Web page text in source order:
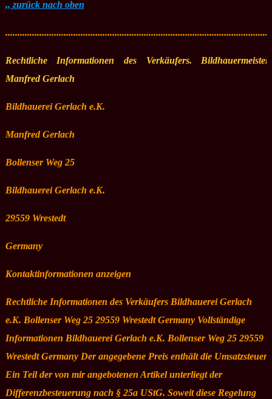
,, zurück nach oben
Rechtliche Informationen des Verkäufers. Bildhauermeister
Manfred Gerlach
Bildhauerei Gerlach e.K.
Manfred Gerlach
Bollenser Weg 25
Bildhauerei Gerlach e.K.
29559 Wrestedt
Germany
Kontaktinformationen anzeigen
Rechtliche Informationen des Verkäufers Bildhauerei Gerlach
e.K. Bollenser Weg 25 29559 Wrestedt Germany Vollständige
Informationen Bildhauerei Gerlach e.K. Bollenser Weg 25 29559
Wrestedt Germany Der angegebene Preis enthält die Umsatzsteuer.
Ein Teil der von mir angebotenen Artikel unterliegt der
Differenzbesteuerung nach § 25a UStG. Soweit diese Regelung